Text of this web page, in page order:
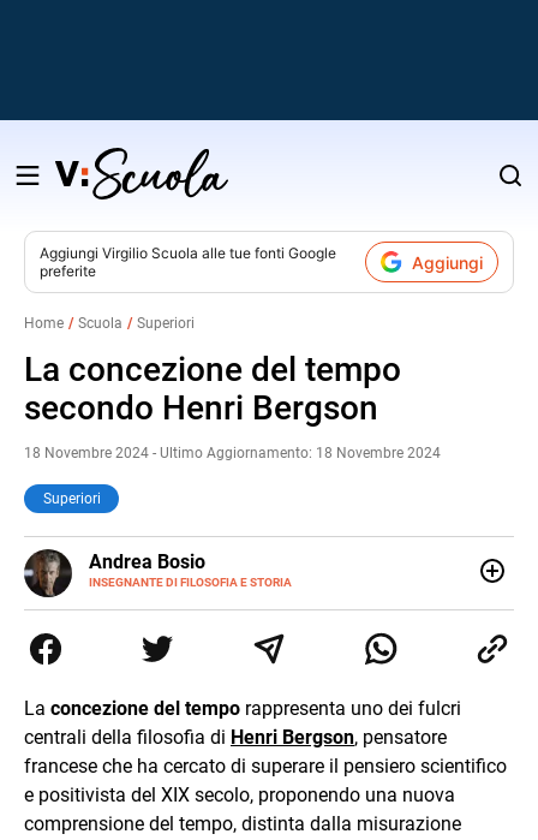
Salta
contenuto
Aggiungi Virgilio Scuola alle tue fonti Google
preferite
Aggiungi
Home Scuola Superiori
La concezione del tempo
secondo Henri Bergson
18 Novembre 2024 - Ultimo Aggiornamento: 18 Novembre 2024
Superiori
Andrea Bosio
INSEGNANTE DI FILOSOFIA E STORIA
E-
MAIL
occupandosi di storia della comunicazione scientifica e di
storia della Chiesa. È dottorando presso la Facoltà
volume Giovani Minzoni terra incognita.
La concezione del tempo rappresenta uno dei fulcri
centrali della filosofia di Henri Bergson, pensatore
francese che ha cercato di superare il pensiero scientifico
e positivista del XIX secolo, proponendo una nuova
comprensione del tempo, distinta dalla misurazione